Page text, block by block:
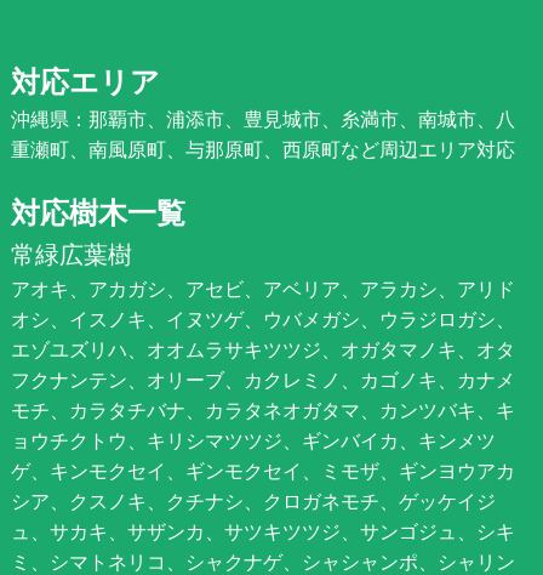
対応エリア
沖縄県：那覇市、浦添市、豊見城市、糸満市、南城市、八
重瀬町、南風原町、与那原町、西原町など周辺エリア対応
対応樹木一覧
常緑広葉樹
アオキ、アカガシ、アセビ、アベリア、アラカシ、アリド
オシ、イスノキ、イヌツゲ、ウバメガシ、ウラジロガシ、
エゾユズリハ、オオムラサキツツジ、オガタマノキ、オタ
フクナンテン、オリーブ、カクレミノ、カゴノキ、カナメ
モチ、カラタチバナ、カラタネオガタマ、カンツバキ、キ
ョウチクトウ、キリシマツツジ、ギンバイカ、キンメツ
ゲ、キンモクセイ、ギンモクセイ、ミモザ、ギンヨウアカ
シア、クスノキ、クチナシ、クロガネモチ、ゲッケイジ
ュ、サカキ、サザンカ、サツキツツジ、サンゴジュ、シキ
ミ、シマトネリコ、シャクナゲ、シャシャンポ、シャリン